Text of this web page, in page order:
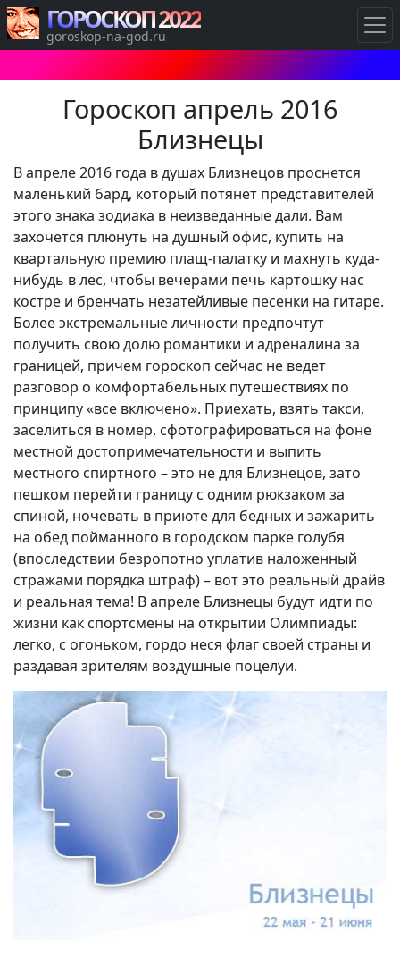
Гороскоп апрель 2016
Близнецы
В апреле 2016 года в душах Близнецов проснется
маленький бард, который потянет представителей
этого знака зодиака в неизведанные дали. Вам
захочется плюнуть на душный офис, купить на
квартальную премию плащ-палатку и махнуть куда-
нибудь в лес, чтобы вечерами печь картошку нас
костре и бренчать незатейливые песенки на гитаре.
Более экстремальные личности предпочтут
получить свою долю романтики и адреналина за
границей, причем гороскоп сейчас не ведет
разговор о комфортабельных путешествиях по
принципу «все включено». Приехать, взять такси,
заселиться в номер, сфотографироваться на фоне
местной достопримечательности и выпить
местного спиртного – это не для Близнецов, зато
пешком перейти границу с одним рюкзаком за
спиной, ночевать в приюте для бедных и зажарить
на обед пойманного в городском парке голубя
(впоследствии безропотно уплатив наложенный
стражами порядка штраф) – вот это реальный драйв
и реальная тема! В апреле Близнецы будут идти по
жизни как спортсмены на открытии Олимпиады:
легко, с огоньком, гордо неся флаг своей страны и
раздавая зрителям воздушные поцелуи.
ГОРОСКОП 2022
goroskop-na-god.ru